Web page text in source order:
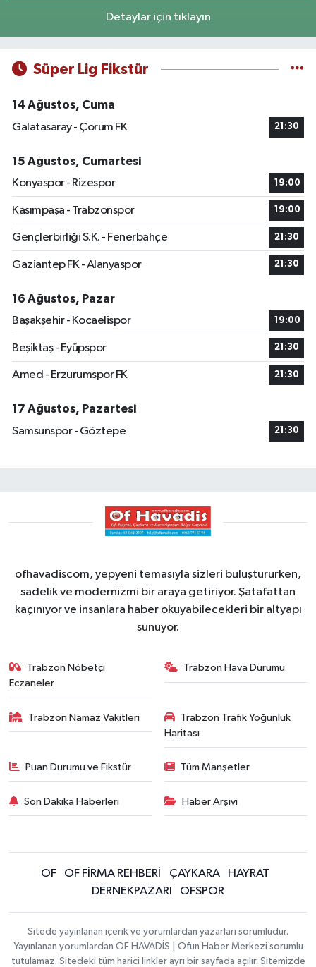
Detaylar için tıklayın
Süper Lig Fikstür
14 Ağustos, Cuma
Galatasaray - Çorum FK
21:30
15 Ağustos, Cumartesi
Konyaspor - Rizespor
19:00
Kasımpaşa - Trabzonspor 19:00
Gençlerbirliği S.K. - Fenerbahçe 21:30
Gaziantep FK - Alanyaspor 21:30
16 Ağustos, Pazar
Başakşehir - Kocaelispor
19:00
Beşiktaş - Eyüpspor 21:30
Amed - Erzurumspor FK 21:30
17 Ağustos, Pazartesi
Samsunspor - Göztepe
21:30
ofhavadiscom, yepyeni temasıyla sizleri buluştururken,
sadelik ve modernizmi bir araya getiriyor. Şatafattan
kaçınıyor ve insanlara haber okuyabilecekleri bir altyapı
sunuyor.
Trabzon Nöbetçi
Eczaneler
Trabzon Hava Durumu
Trabzon Namaz Vakitleri
Trabzon Trafik Yoğunluk
Haritası
Puan Durumu ve Fikstür Tüm Manşetler
Son Dakika Haberleri Haber Arşivi
OF OF FİRMA REHBERİ ÇAYKARA
HAYRAT
DERNEKPAZARI
OFSPOR
Sitede yayınlanan içerik ve yorumlardan yazarları sorumludur.
Yayınlanan yorumlardan OF HAVADİS | Ofun Haber Merkezi sorumlu
tutulamaz. Sitedeki tüm harici linkler ayrı bir sayfada açılır. Sitemizde